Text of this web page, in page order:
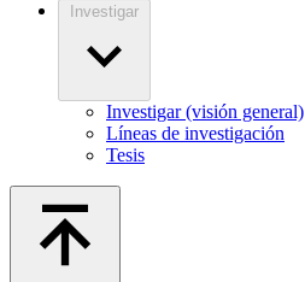
Investigar
Investigar (visión general)
Líneas de investigación
Tesis